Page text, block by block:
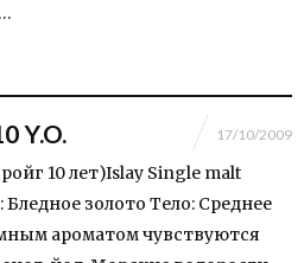
Y.O. 17/10/2009
10 лет)Islay Single malt
золото Тело: Среднее
ароматом чувствуются